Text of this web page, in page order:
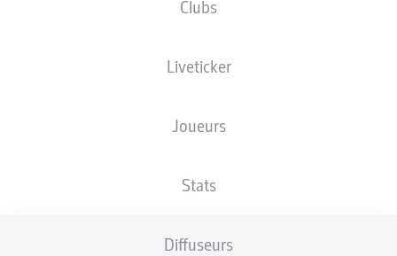
Clubs
Liveticker
Joueurs
Stats
Diffuseurs